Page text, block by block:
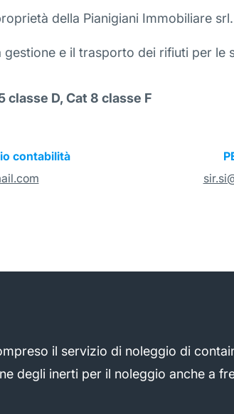
della Pianigiani Immobiliare srl.
gestione e il trasporto dei rifiuti per le
classe D, Cat 8 classe F
contabilità
il servizio di noleggio di
degli inerti per il noleggio anche a